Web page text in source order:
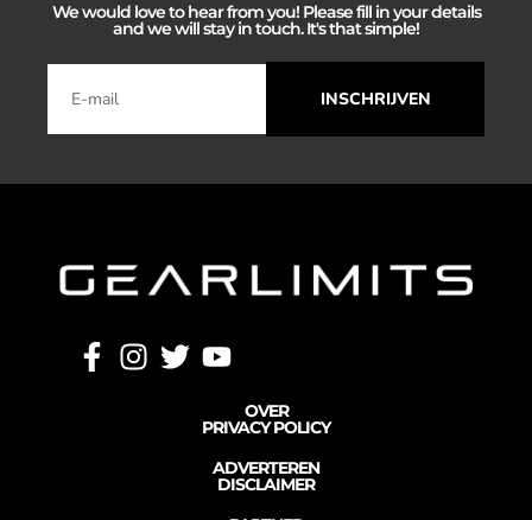
We would love to hear from you! Please fill in your details
and we will stay in touch. It's that simple!
INSCHRIJVEN
OVER
PRIVACY POLICY
ADVERTEREN
DISCLAIMER